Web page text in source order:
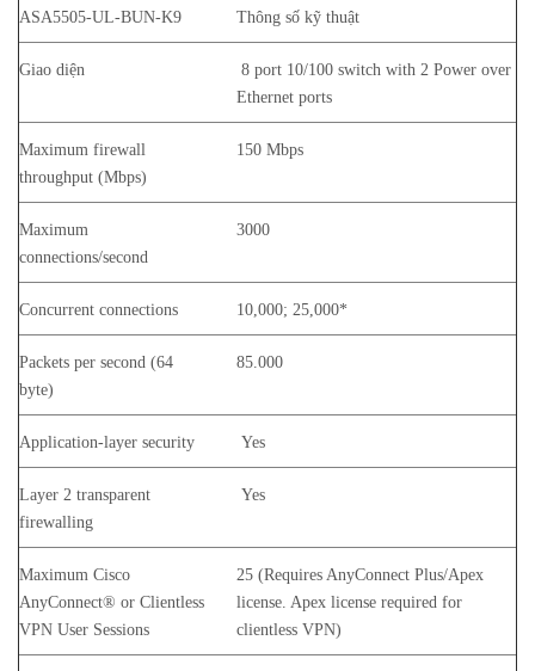
ASA5505-UL-BUN-K9 Thông số kỹ thuật
Giao diện
8 port 10/100 switch with 2 Power over
Ethernet ports
Maximum firewall
throughput (Mbps)
150 Mbps
Maximum
connections/second
3000
Concurrent connections 10,000; 25,000*
Packets per second (64
byte)
85.000
Application-layer security Yes
Layer 2 transparent
firewalling
Yes
Maximum Cisco
AnyConnect® or Clientless
VPN User Sessions
25 (Requires AnyConnect Plus/Apex
license. Apex license required for
clientless VPN)